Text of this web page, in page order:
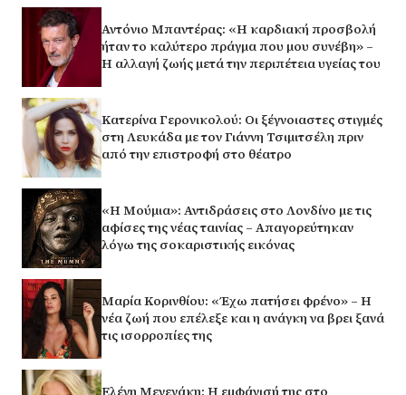
Αντόνιο Μπαντέρας: «Η καρδιακή προσβολή
ήταν το καλύτερο πράγμα που μου συνέβη» –
Η αλλαγή ζωής μετά την περιπέτεια υγείας του
Κατερίνα Γερονικολού: Οι ξέγνοιαστες στιγμές
στη Λευκάδα με τον Γιάννη Τσιμιτσέλη πριν
από την επιστροφή στο θέατρο
«Η Μούμια»: Αντιδράσεις στο Λονδίνο με τις
αφίσες της νέας ταινίας – Απαγορεύτηκαν
λόγω της σοκαριστικής εικόνας
Μαρία Κορινθίου: «Έχω πατήσει φρένο» – Η
νέα ζωή που επέλεξε και η ανάγκη να βρει ξανά
τις ισορροπίες της
Ελένη Μενεγάκη: Η εμφάνισή της στο